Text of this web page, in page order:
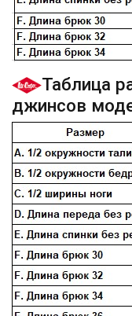
Таблица
джинсов